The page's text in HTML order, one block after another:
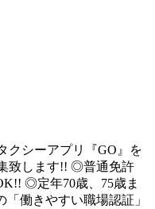
クシーアプリ『GO』を
致します!! ◎普通免許
◎定年70歳、75歳ま
働きやすい職場認証」